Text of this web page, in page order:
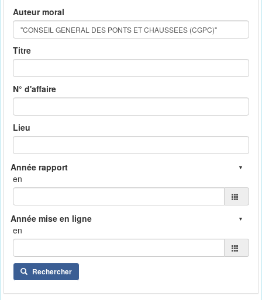
Auteur moral
Titre
N° d'affaire
Lieu
en
en
Rechercher